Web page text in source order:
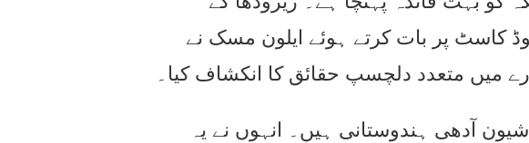
کاسٹ پر بات کرتے ہوئے ایلون مسک نے
میں متعدد دلچسپ حقائق کا انکشاف کیا۔
آدھی ہندوستانی ہیں۔ انہوں نے یہ